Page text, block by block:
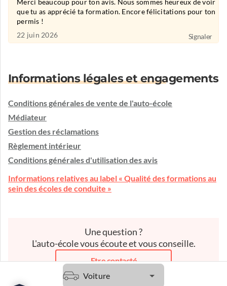
Merci beaucoup pour ton avis. Nous sommes heureux de voir
que tu as apprécié ta formation. Encore félicitations pour ton
permis !
22 juin 2026
Signaler
Informations légales et engagements
Conditions générales de vente de l'auto-école
Médiateur
Gestion des réclamations
Règlement intérieur
Conditions générales d'utilisation des avis
Informations relatives au label « Qualité des formations au
sein des écoles de conduite »
Une question ?
L'auto-école vous écoute et vous conseille.
Etre contacté
Voiture